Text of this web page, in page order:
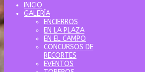
INICIO
GALERÍA
ENCIERROS
EN LA PLAZA
EN EL CAMPO
CONCURSOS DE
RECORTES
EVENTOS